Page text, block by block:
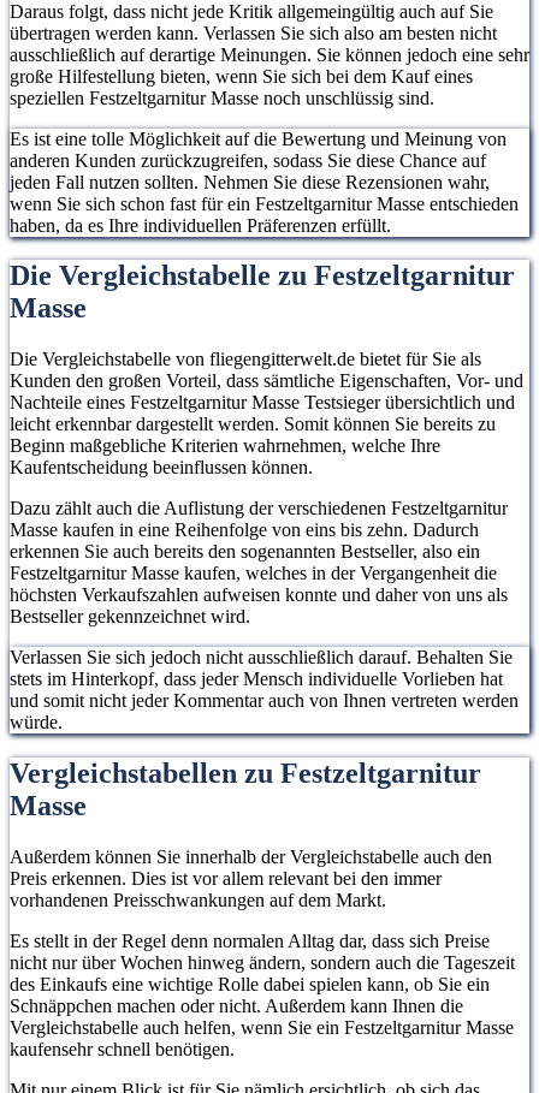
Daraus folgt, dass nicht jede Kritik allgemeingültig auch auf Sie
übertragen werden kann. Verlassen Sie sich also am besten nicht
ausschließlich auf derartige Meinungen. Sie können jedoch eine sehr
große Hilfestellung bieten, wenn Sie sich bei dem Kauf eines
speziellen Festzeltgarnitur Masse noch unschlüssig sind.
Es ist eine tolle Möglichkeit auf die Bewertung und Meinung von
anderen Kunden zurückzugreifen, sodass Sie diese Chance auf
jeden Fall nutzen sollten. Nehmen Sie diese Rezensionen wahr,
wenn Sie sich schon fast für ein Festzeltgarnitur Masse entschieden
haben, da es Ihre individuellen Präferenzen erfüllt.
Die Vergleichstabelle zu Festzeltgarnitur
Masse
Die Vergleichstabelle von fliegengitterwelt.de bietet für Sie als
Kunden den großen Vorteil, dass sämtliche Eigenschaften, Vor- und
Nachteile eines Festzeltgarnitur Masse Testsieger übersichtlich und
leicht erkennbar dargestellt werden. Somit können Sie bereits zu
Beginn maßgebliche Kriterien wahrnehmen, welche Ihre
Kaufentscheidung beeinflussen können.
Dazu zählt auch die Auflistung der verschiedenen Festzeltgarnitur
Masse kaufen in eine Reihenfolge von eins bis zehn. Dadurch
erkennen Sie auch bereits den sogenannten Bestseller, also ein
Festzeltgarnitur Masse kaufen, welches in der Vergangenheit die
höchsten Verkaufszahlen aufweisen konnte und daher von uns als
Bestseller gekennzeichnet wird.
Verlassen Sie sich jedoch nicht ausschließlich darauf. Behalten Sie
stets im Hinterkopf, dass jeder Mensch individuelle Vorlieben hat
und somit nicht jeder Kommentar auch von Ihnen vertreten werden
würde.
Vergleichstabellen zu Festzeltgarnitur
Masse
Außerdem können Sie innerhalb der Vergleichstabelle auch den
Preis erkennen. Dies ist vor allem relevant bei den immer
vorhandenen Preisschwankungen auf dem Markt.
Es stellt in der Regel denn normalen Alltag dar, dass sich Preise
nicht nur über Wochen hinweg ändern, sondern auch die Tageszeit
des Einkaufs eine wichtige Rolle dabei spielen kann, ob Sie ein
Schnäppchen machen oder nicht. Außerdem kann Ihnen die
Vergleichstabelle auch helfen, wenn Sie ein Festzeltgarnitur Masse
kaufensehr schnell benötigen.